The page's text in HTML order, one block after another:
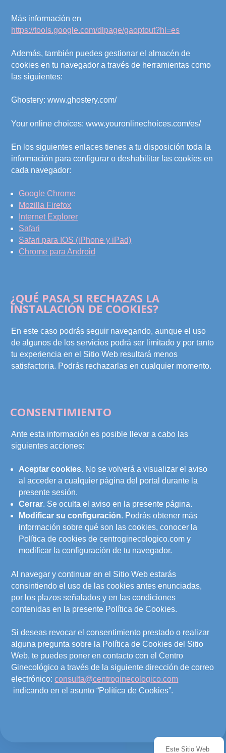
Más información en
https://tools.google.com/dlpage/gaoptout?hl=es
Además, también puedes gestionar el almacén de
cookies en tu navegador a través de herramientas como
las siguientes:
Ghostery: www.ghostery.com/
Your online choices: www.youronlinechoices.com/es/
En los siguientes enlaces tienes a tu disposición toda la
información para configurar o deshabilitar las cookies en
cada navegador:
Google Chrome
Mozilla Firefox
Internet Explorer
Safari
Safari para IOS (iPhone y iPad)
Chrome para Android
¿QUÉ PASA SI RECHAZAS LA
INSTALACIÓN DE COOKIES?
En este caso podrás seguir navegando, aunque el uso
de algunos de los servicios podrá ser limitado y por tanto
tu experiencia en el Sitio Web resultará menos
satisfactoria. Podrás rechazarlas en cualquier momento.
CONSENTIMIENTO
Ante esta información es posible llevar a cabo las
siguientes acciones:
Aceptar cookies. No se volverá a visualizar el aviso
al acceder a cualquier página del portal durante la
presente sesión.
Cerrar. Se oculta el aviso en la presente página.
Modificar su configuración. Podrás obtener más
información sobre qué son las cookies, conocer la
Política de cookies de centroginecologico.com y
modificar la configuración de tu navegador.
Al navegar y continuar en el Sitio Web estarás
consintiendo el uso de las cookies antes enunciadas,
por los plazos señalados y en las condiciones
contenidas en la presente Política de Cookies.
Si deseas revocar el consentimiento prestado o realizar
alguna pregunta sobre la Política de Cookies del Sitio
Web, te puedes poner en contacto con el Centro
Ginecológico a través de la siguiente dirección de correo
electrónico:consulta@centroginecologico.com
indicando en el asunto “Política de Cookies”.
Este Sitio Web